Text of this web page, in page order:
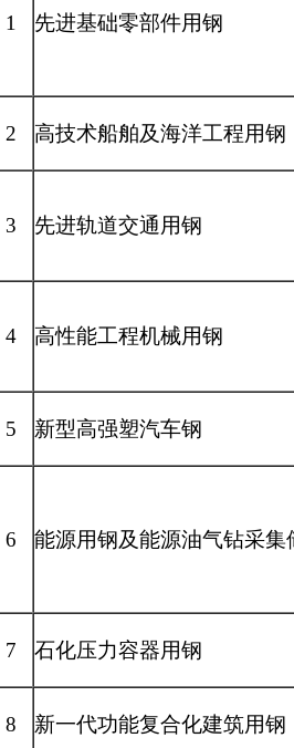
1 先进基础零部件用钢
2 高技术船舶及海洋工程用钢
3 先进轨道交通用钢
4 高性能工程机械用钢
5 新型高强塑汽车钢
6 能源用钢及能源油气钻采集
7 石化压力容器用钢
8 新一代功能复合化建筑用钢